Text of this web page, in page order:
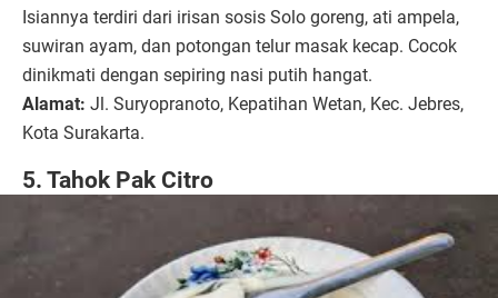
Isiannya terdiri dari irisan sosis Solo goreng, ati ampela,
suwiran ayam, dan potongan telur masak kecap. Cocok
dinikmati dengan sepiring nasi putih hangat.
Alamat: Jl. Suryopranoto, Kepatihan Wetan, Kec. Jebres,
Kota Surakarta.
5. Tahok Pak Citro